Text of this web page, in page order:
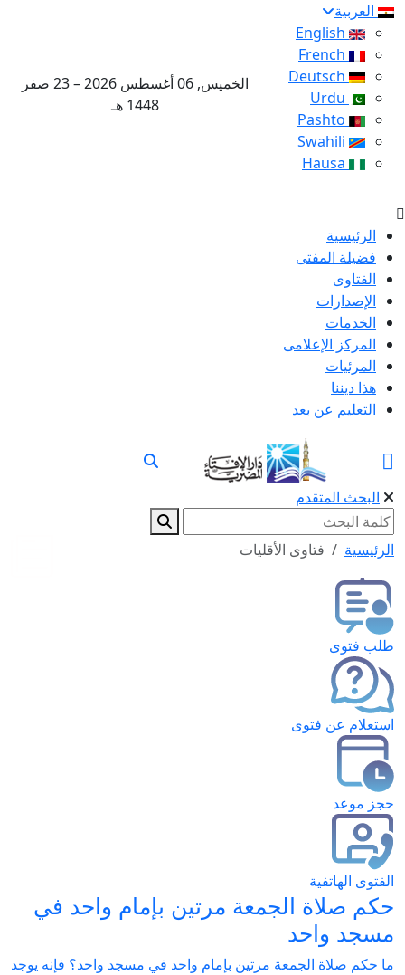
العربية
الخميس, 06 أغسطس 2026 – 23 صفر
1448 هـ
الرئيسية
فضيلة المفتى
الفتاوى
الإصدارات
الخدمات
المركز الإعلامى
المرئيات
هذا ديننا
التعليم عن بعد
البحث المتقدم
الرئيسية فتاوى الأقليات
طلب فتوى
استعلام عن فتوى
حجز موعد
الفتوى الهاتفية
حكم صلاة الجمعة مرتين بإمام واحد في
مسجد واحد
ما حكم صلاة الجمعة مرتين بإمام واحد في مسجد واحد؟ فإنه يوجد